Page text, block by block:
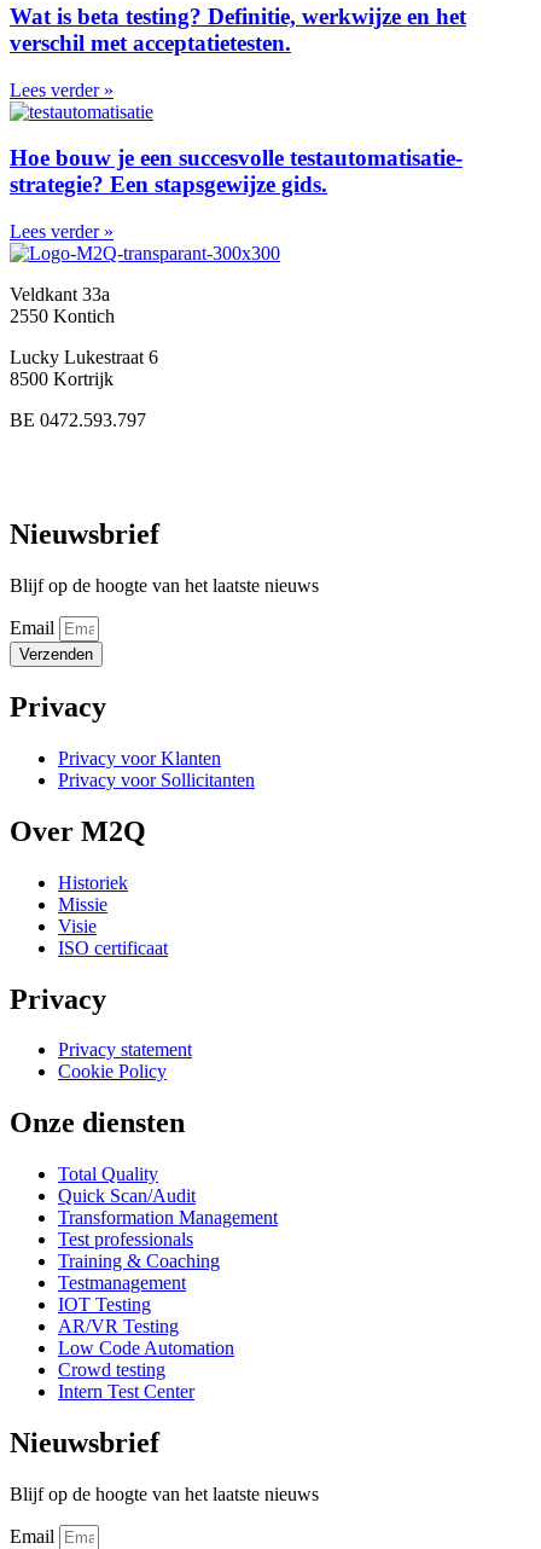
Wat is beta testing? Definitie, werkwijze en het
verschil met acceptatietesten.
Lees verder »
Hoe bouw je een succesvolle testautomatisatie-
strategie? Een stapsgewijze gids.
Lees verder »
Veldkant 33a
2550 Kontich
Lucky Lukestraat 6
8500 Kortrijk
BE 0472.593.797
Nieuwsbrief
Blijf op de hoogte van het laatste nieuws
Email
Verzenden
Privacy
Privacy voor Klanten
Privacy voor Sollicitanten
Over M2Q
Historiek
Missie
Visie
ISO certificaat
Privacy
Privacy statement
Cookie Policy
Onze diensten
Total Quality
Quick Scan/Audit
Transformation Management
Test professionals
Training & Coaching
Testmanagement
IOT Testing
AR/VR Testing
Low Code Automation
Crowd testing
Intern Test Center
Nieuwsbrief
Blijf op de hoogte van het laatste nieuws
Email